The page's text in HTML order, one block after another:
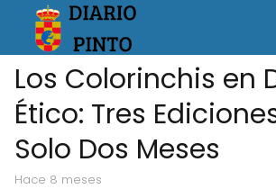
Los Colorinchis en
Ético: Tres
Solo Dos Meses
hace 8 meses